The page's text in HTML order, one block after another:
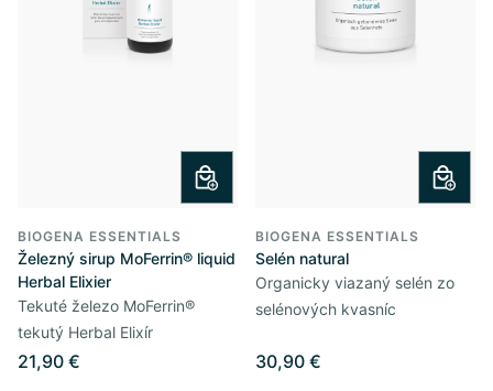
BIOGENA ESSENTIALS
Železný sirup MoFerrin® liquid
Herbal Elixier
Tekuté železo MoFerrin®
tekutý Herbal Elixír
21,90 €
BIOGENA ESSENTIALS
Selén natural
Organicky viazaný selén zo
selénových kvasníc
30,90 €